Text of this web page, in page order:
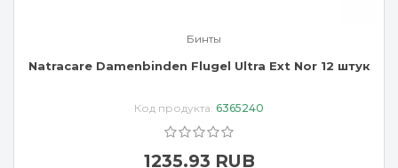
Бинты
Natracare Damenbinden Flugel Ultra Ext Nor 12 штук
Код продукта: 6365240
1235.93 RUB